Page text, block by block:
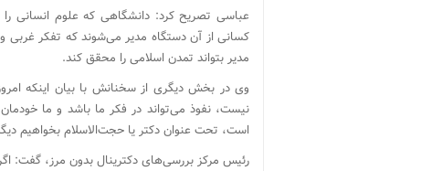
عباسی تصریح کرد: دانشگاهی که علوم انسانی
کسانی از آن دستگاه مدیر می‌شوند که تفکر غربی و
مدیر بتواند تمدن اسلامی را محقق کند.
وی در بخش دیگری از سخنانش با بیان اینکه
نیست، نفوذ می‌تواند در فکر ما باشد و ما
است، تحت عنوان دکتر یا حجت‌الاسلام بخواهیم
رئیس مرکز بررسی‌های دکترینال بدون مرز، گفت: